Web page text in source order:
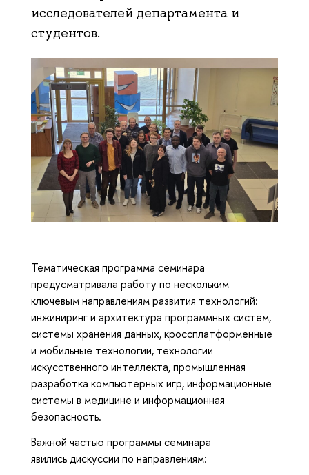
исследователей департамента и
студентов.
Тематическая программа семинара
предусматривала работу по нескольким
ключевым направлениям развития технологий:
инжиниринг и архитектура программных систем,
системы хранения данных, кроссплатформенные
и мобильные технологии, технологии
искусственного интеллекта, промышленная
разработка компьютерных игр, информационные
системы в медицине и информационная
безопасность.
Важной частью программы семинара
явились дискуссии по направлениям: